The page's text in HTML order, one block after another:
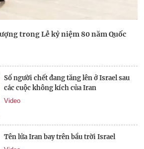
trong Lễ kỷ niệm 80 năm Quốc
Số người chết đang tăng lên ở Israel sau
các cuộc không kích của Iran
Video
Tên lửa Iran bay trên bầu trời Israel